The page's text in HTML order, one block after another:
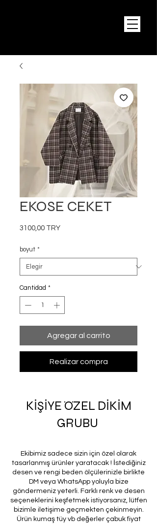
EKOSE CEKET
3100,00 TRYPrecio
boyut *
Cantidad *
Agregar al carrito
Realizar compra
KİŞİYE ÖZEL DİKİM
GRUBU
Ekibimiz sadece sizin için özel olarak
tasarlanmış ürünler yaratacak ! İstediğiniz
desen ve rengi beden ölçülerinizle birlikte
DM veya WhatsApp yoluyla bize
göndermeniz yeterli. Farklı renk ve desen
seçeneklerini keşfetmek istiyorsanız, lütfen
bizimle iletişime geçmekten çekinmeyin.
Ürün kumaş tüy vb değerler çabuk fiyat